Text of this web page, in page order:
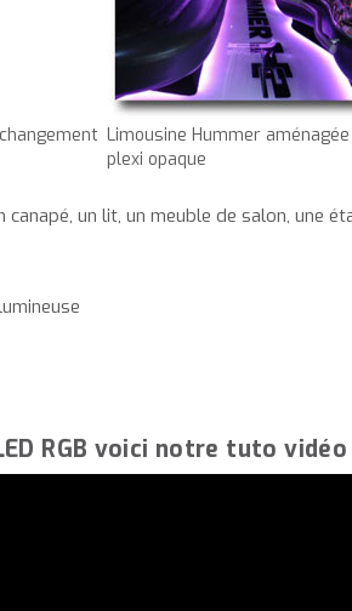
Limousine Hummer
plexi opaque
un lit, un meuble de salon, une
RGB voici notre tuto vidéo